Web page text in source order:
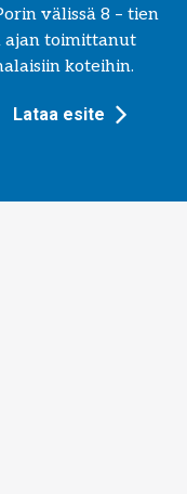
välissä 8 – tien
ajan toimittanut
koteihin.
Lataa esite